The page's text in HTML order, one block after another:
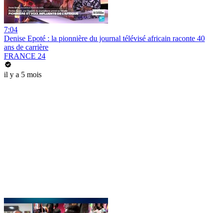
7:04
Denise Epoté : la pionnière du journal télévisé africain raconte 40
ans de carrière
FRANCE 24
il y a 5 mois